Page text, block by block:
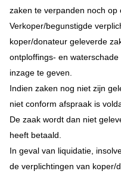
zaken te verpanden noch op
Verkoper/begunstigde
koper/donateur geleverde
ontploffings- en
inzage te geven.
Indien zaken nog niet zijn
niet conform afspraak is
De zaak wordt dan niet
heeft betaald.
In geval van liquidatie,
de verplichtingen van koper/